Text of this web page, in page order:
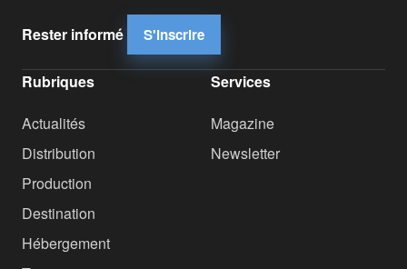
Rester informé S'inscrire
Rubriques
Actualités
Distribution
Production
Destination
Hébergement
Services
Magazine
Newsletter